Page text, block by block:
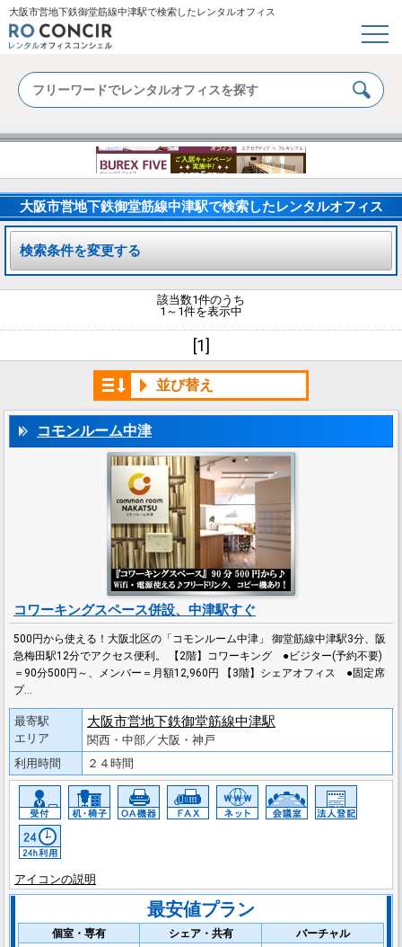
大阪市営地下鉄御堂筋線中津駅で検索したレンタルオフィス
大阪市営地下鉄御堂筋線中津駅で検索したレンタルオフィス
検索条件を変更する
該当数1件のうち
1～1件を表示中
[1]
並び替え
コモンルーム中津
コワーキングスペース併設、中津駅すぐ
500円から使える！大阪北区の「コモンルーム中津」 御堂筋線中津駅3分、阪
急梅田駅12分でアクセス便利。 【2階】コワーキング ●ビジター(予約不要)
＝90分500円～、メンバー＝月額12,960円 【3階】シェアオフィス ●固定席
プ…
最寄駅
エリア
大阪市営地下鉄御堂筋線中津駅
関西・中部／大阪・神戸
利用時間
２４時間
アイコンの説明
最安値プラン
個室・専有 シェア・共有 バーチャル